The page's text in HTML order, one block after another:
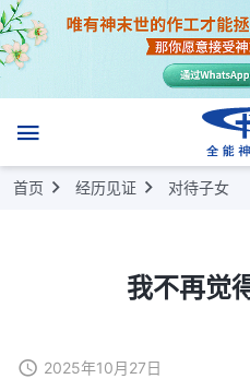
首页 经历见证 对待子女
我不再觉
2025年10月27日